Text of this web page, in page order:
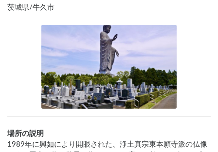
茨城県/牛久市
場所の説明
1989年に興如により開眼された、浄土真宗東本願寺派の仏像